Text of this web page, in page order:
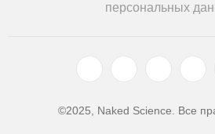
персональных
©2025, Naked Science. Все